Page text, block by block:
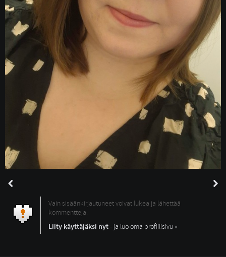
Vain sisäänkirjautuneet voivat lukea ja lähettää
kommentteja.
Liity käyttäjäksi nyt- ja luo oma profiilisivu »